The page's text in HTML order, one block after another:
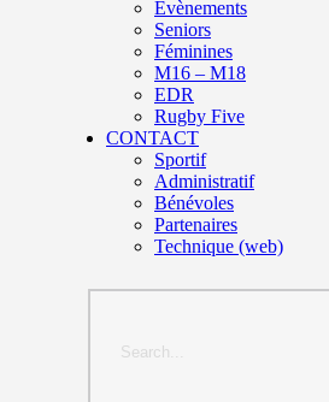
Evènements
Seniors
Féminines
M16 – M18
EDR
Rugby Five
CONTACT
Sportif
Administratif
Bénévoles
Partenaires
Technique (web)